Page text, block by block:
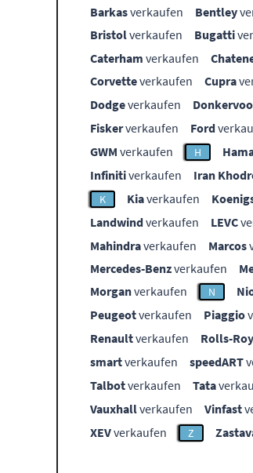
Barkasverkaufen Bentley
Bristolverkaufen Bugatti
Caterham verkaufen
Corvetteverkaufen Cupra
Dodgeverkaufen
Fiskerverkaufen Ford
GWM verkaufen H
Infinitiverkaufen Iran
K Kiaverkaufen
Landwindverkaufen LEVC
Mahindraverkaufen Marcos
Mercedes-Benzverkaufen
Morganverkaufen N
Peugeotverkaufen Piaggio
Renaultverkaufen Rolls-
smartverkaufen speedART
Talbotverkaufen Tata
Vauxhallverkaufen Vinfast
XEVverkaufen Z